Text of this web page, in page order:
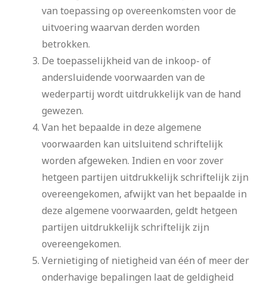
van toepassing op overeenkomsten voor de
uitvoering waarvan derden worden
betrokken.
De toepasselijkheid van de inkoop- of
andersluidende voorwaarden van de
wederpartij wordt uitdrukkelijk van de hand
gewezen.
Van het bepaalde in deze algemene
voorwaarden kan uitsluitend schriftelijk
worden afgeweken. Indien en voor zover
hetgeen partijen uitdrukkelijk schriftelijk zijn
overeengekomen, afwijkt van het bepaalde in
deze algemene voorwaarden, geldt hetgeen
partijen uitdrukkelijk schriftelijk zijn
overeengekomen.
Vernietiging of nietigheid van één of meer der
onderhavige bepalingen laat de geldigheid